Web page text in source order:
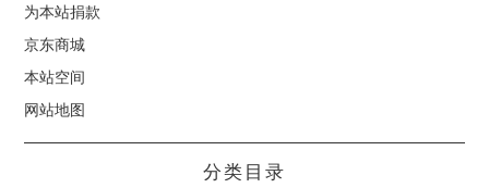
为本站捐款
京东商城
本站空间
网站地图
分类目录